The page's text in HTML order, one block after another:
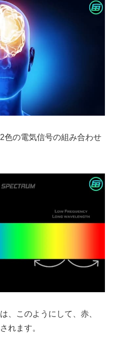
色の電気信号の組み合わせ
、このようにして、赤、
れます。